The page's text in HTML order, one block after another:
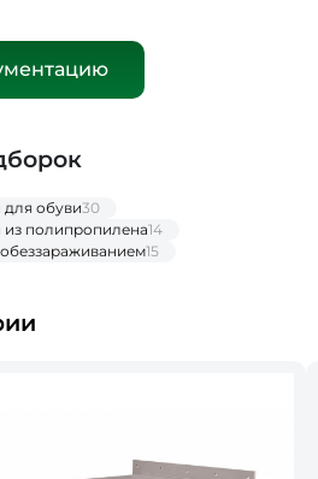
обуви30
полипропилена14
15